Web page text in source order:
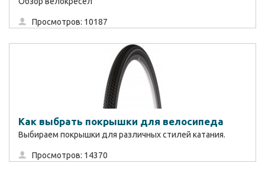
Просмотров: 10187
Как выбрать покрышки для велосипеда
Выбираем покрышки для различных стилей катания.
Просмотров: 14370